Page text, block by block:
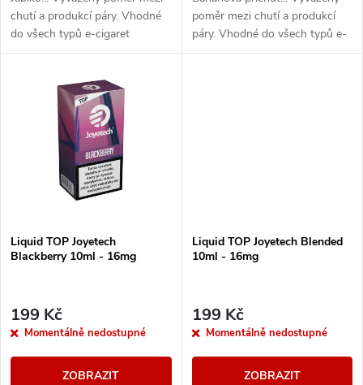
k
u
k
chutí a produkcí páry. Vhodné
do všech typů e-cigaret
poměr mezi chutí a produkcí
páry. Vhodné do všech typů e-
cigaret
Liquid TOP Joyetech
Blackberry 10ml - 16mg
199 Kč
Momentálně nedostupné
ZOBRAZIT
Liquid TOP Joyetech Blended
10ml - 16mg
199 Kč
Momentálně nedostupné
ZOBRAZIT